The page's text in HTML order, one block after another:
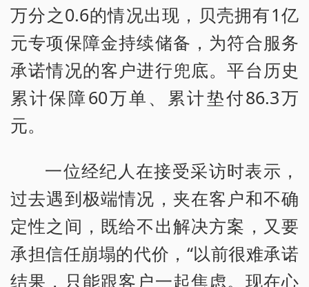
万分之0.6的情况出现，贝壳拥有1亿
元专项保障金持续储备，为符合服务
承诺情况的客户进行兜底。平台历史
累计保障60万单、累计垫付86.3万
元。
一位经纪人在接受采访时表示，
过去遇到极端情况，夹在客户和不确
定性之间，既给不出解决方案，又要
承担信任崩塌的代价，“以前很难承诺
结果，只能跟客户一起焦虑。现在心